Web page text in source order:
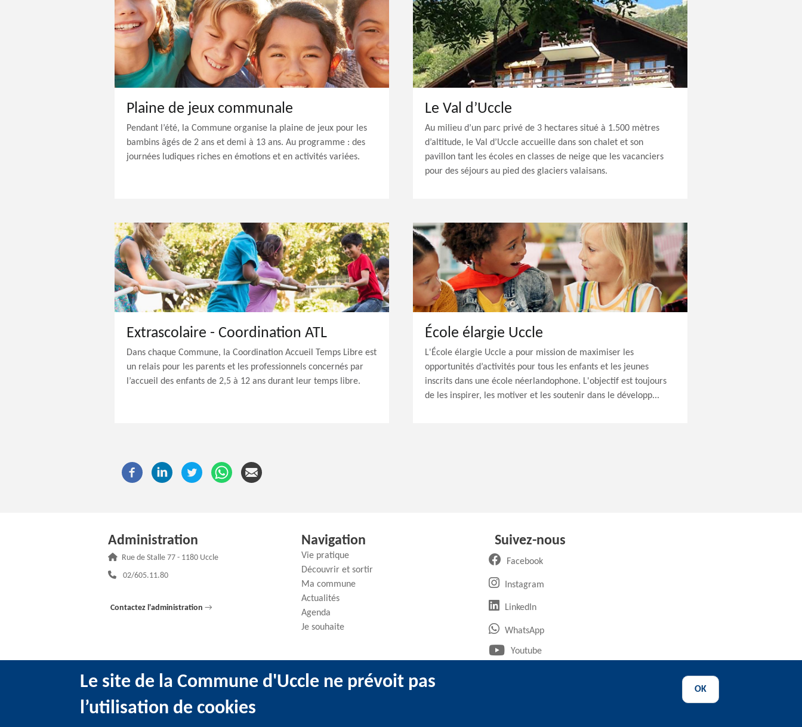
Plaine de jeux communale
Pendant l’été, la Commune organise la plaine de jeux pour les
bambins âgés de 2 ans et demi à 13 ans. Au programme : des
journées ludiques riches en émotions et en activités variées.
Le Val d’Uccle
Au milieu d’un parc privé de 3 hectares situé à 1.500 mètres
d’altitude, le Val d’Uccle accueille dans son chalet et son
pavillon tant les écoles en classes de neige que les vacanciers
pour des séjours au pied des glaciers valaisans.
Extrascolaire - Coordination ATL
Dans chaque Commune, la Coordination Accueil Temps Libre est
un relais pour les parents et les professionnels concernés par
l’accueil des enfants de 2,5 à 12 ans durant leur temps libre.
École élargie Uccle
L'École élargie Uccle a pour mission de maximiser les
opportunités d’activités pour tous les enfants et les jeunes
inscrits dans une école néerlandophone. L'objectif est toujours
de les inspirer, les motiver et les soutenir dans le développ...
Administration
Adresse :
Rue de Stalle 77 - 1180 Uccle
Téléphone :
02/605.11.80
Contactez l'administration →
Navigation
Vie pratique
Découvrir et sortir
Ma commune
Actualités
Agenda
Je souhaite
Suivez-nous
Facebook(ouvre un nouvel onglet)
Instagram(ouvre un nouvel onglet)
LinkedIn(ouvre un nouvel onglet)
WhatsApp(ouvre un nouvel onglet)
Youtube(ouvre un nouvel onglet)
Le site de la Commune d'Uccle ne prévoit pas
l’utilisation de cookies
OK